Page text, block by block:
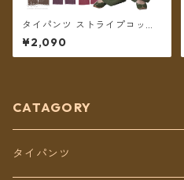
タイパンツ ストライプコット
ン ポケット付き ロング丈 6カ
ラー【メール便送料無料】
¥2,090
CATAGORY
タイパンツ